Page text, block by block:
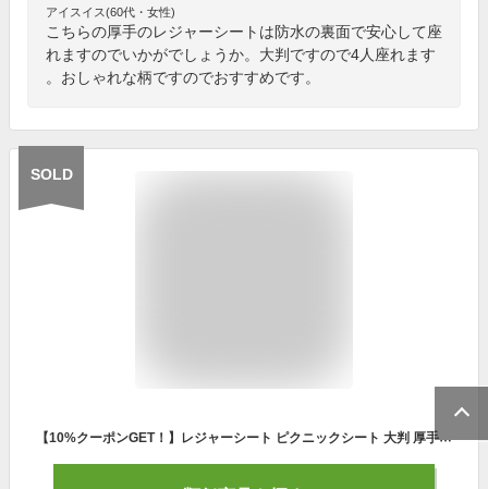
アイスイス(60代・女性)
こちらの厚手のレジャーシートは防水の裏面で安心して座
れますのでいかがでしょうか。大判ですので4人座れます
。おしゃれな柄ですのでおすすめです。
SOLD
【10%クーポンGET！】レジャーシート ピクニックシート 大判 厚手 防水 防湿 ピクニックマット 折りたたみ 持ち運びやすい アルミ材質 運動会 おしゃれ クッション 軽い 室内 花見 アウトドア キャンプ 遠足 花火大会 ピクニック 洗える